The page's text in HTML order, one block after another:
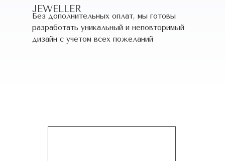
JEWELLER
Без дополнительных оплат, мы готовы
разработать уникальный и неповторимый
дизайн c учетом всех пожеланий